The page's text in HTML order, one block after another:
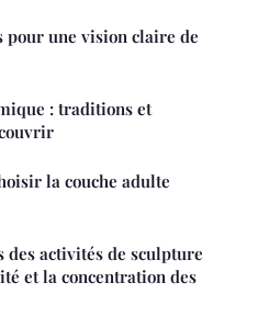
pour une vision claire de
: traditions et
la couche adulte
des activités de sculpture
et la concentration des